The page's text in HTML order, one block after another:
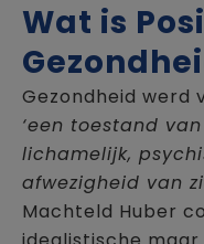
Wat is
Gezondheid werd
‘een toestand
lichamelijk,
afwezigheid van
Machteld Huber